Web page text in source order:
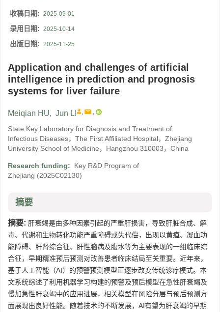
收稿日期: 2025-09-01
录用日期: 2025-10-14
出版日期: 2025-11-25
Application and challenges of artificial
intelligence in prediction and prognosis
systems for liver failure
Meiqian HU, Jun LI , ,
State Key Laboratory for Diagnosis and Treatment of
Infectious Diseases，The First Affiliated Hospital，Zhejiang
University School of Medicine，Hangzhou 310003，China
Research funding:
Key R&D Program of
Zhejiang (2025C02130)
摘要
摘要: 肝衰竭是由多种因素引起的严重肝损害，导致肝脏合成、解
毒、代谢和生物转化功能严重障碍或失代偿，出现以黄疸、凝血功
能障碍、肝肾综合征、肝性脑病及腹水等为主要表现的一组临床综
合征，早期精准预后预测对改善患者临床结局至关重要。近年来，
基于人工智能（AI）的预警预测模型正逐步改变传统诊疗模式。本
文系统综述了利用机器学习构建的预警及预后模型在急性肝衰竭及
慢加急性肝衰竭中的应用进展，相关模型在风险分层与预后预测方
面展现出良好性能。随着技术的不断发展，AI有望为肝衰竭的早期